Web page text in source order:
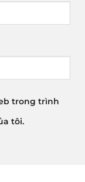
trong trình
tôi.